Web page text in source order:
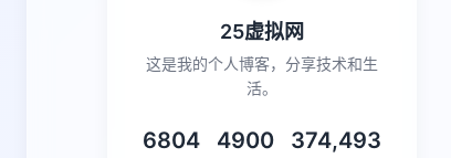
25虚拟网
这是我的个人博客，分享技术和生
活。
6804 4900 374,493